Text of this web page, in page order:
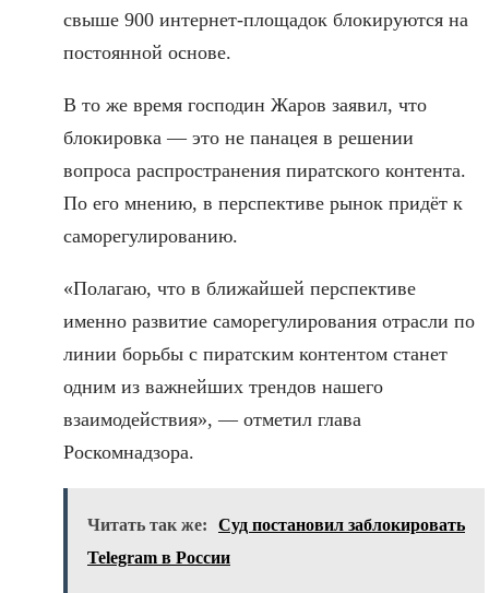
свыше 900 интернет-площадок блокируются на
постоянной основе.
В то же время господин Жаров заявил, что
блокировка — это не панацея в решении
вопроса распространения пиратского контента.
По его мнению, в перспективе рынок придёт к
саморегулированию.
«Полагаю, что в ближайшей перспективе
именно развитие саморегулирования отрасли по
линии борьбы с пиратским контентом станет
одним из важнейших трендов нашего
взаимодействия», — отметил глава
Роскомнадзора.
Читать так же:
Суд постановил заблокировать
Telegram в России